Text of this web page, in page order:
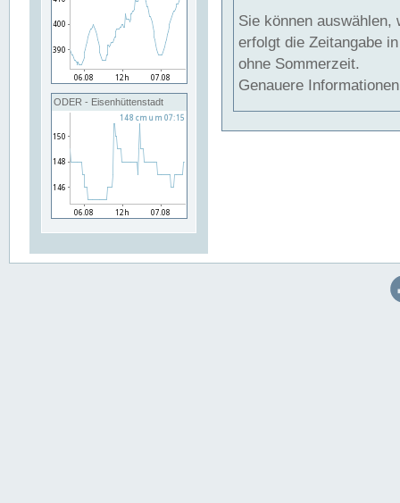
ODER - Eisenhüttenstadt
Sie können auswählen,
erfolgt die Zeitangabe
ohne Sommerzeit.
Genauere